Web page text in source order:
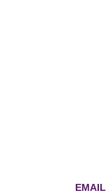
EMAIL